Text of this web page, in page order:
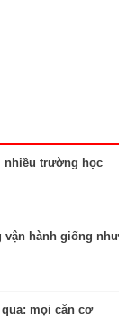
nhiều trường học
vận hành giống như
mọi căn cơ